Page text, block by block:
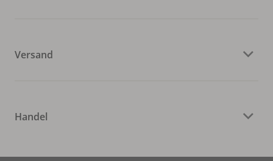
Versand
Handel